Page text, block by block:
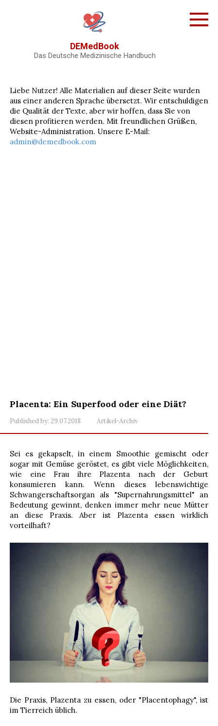
DEMedBook
Das Deutsche Medizinische Handbuch
Liebe Nutzer! Alle Materialien auf dieser Seite wurden
aus einer anderen Sprache übersetzt. Wir entschuldigen
die Qualität der Texte, aber wir hoffen, dass Sie von
diesen profitieren werden. Mit freundlichen Grüßen,
Website-Administration. Unsere E-Mail:
admin@demedbook.com
Placenta: Ein Superfood oder eine Diät?
Published by: 29.07.2018 Artikel-Archiv
Sei es gekapselt, in einem Smoothie gemischt oder
sogar mit Gemüse geröstet, es gibt viele Möglichkeiten,
wie eine Frau ihre Plazenta nach der Geburt
konsumieren kann. Wenn dieses lebenswichtige
Schwangerschaftsorgan als "Supernahrungsmittel" an
Bedeutung gewinnt, denken immer mehr neue Mütter
an diese Praxis. Aber ist Plazenta essen wirklich
vorteilhaft?
Die Praxis, Plazenta zu essen, oder "Placentophagy", ist
im Tierreich üblich.